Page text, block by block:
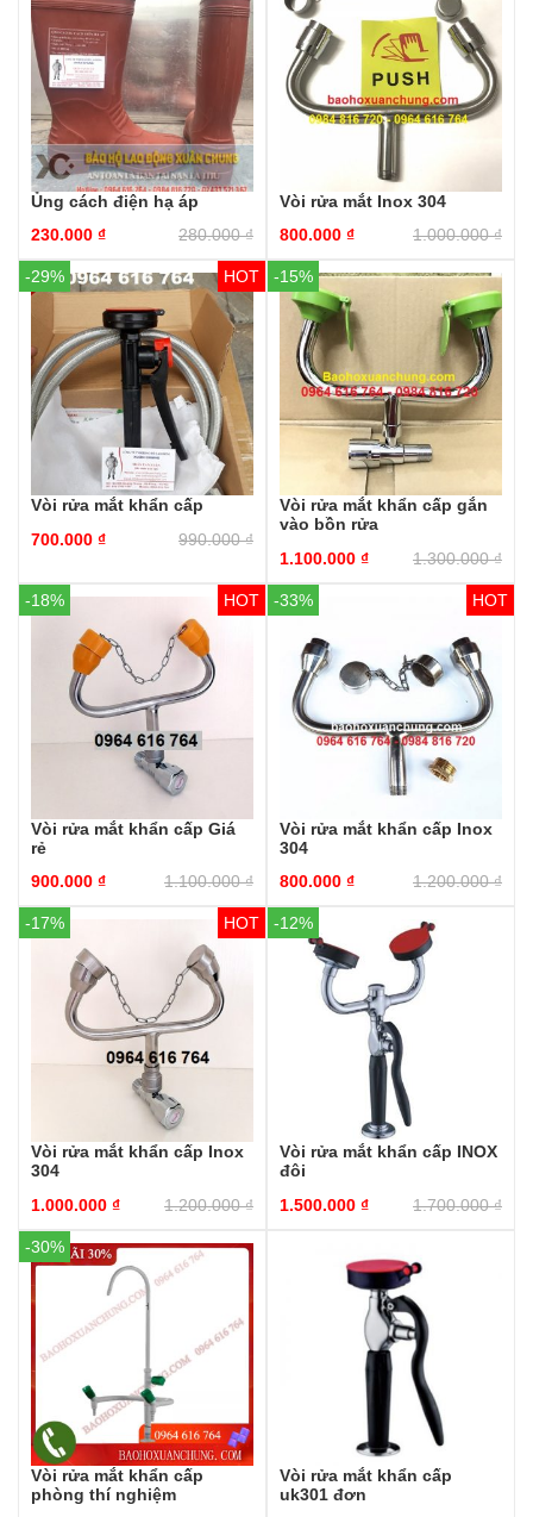
Ủng cách điện hạ áp
280.000₫
230.000 ₫
Vòi rửa mắt Inox 304
1.000.000₫
800.000 ₫
-29%
Vòi rửa mắt khẩn cấp
990.000₫
700.000 ₫
-15%
Vòi rửa mắt khẩn cấp gắn
vào bồn rửa
1.300.000₫
1.100.000 ₫
-18%
Vòi rửa mắt khẩn cấp Giá
rẻ
1.100.000₫
900.000 ₫
-33%
Vòi rửa mắt khẩn cấp Inox
304
1.200.000₫
800.000 ₫
-17%
Vòi rửa mắt khẩn cấp Inox
304
1.200.000₫
1.000.000 ₫
-12%
Vòi rửa mắt khẩn cấp INOX
đôi
1.700.000₫
1.500.000 ₫
-30%
Vòi rửa mắt khẩn cấp
phòng thí nghiệm
Vòi rửa mắt khẩn cấp
uk301 đơn